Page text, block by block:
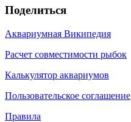
Поделиться
Аквариумная Википедия
Расчет совместимости рыбок
Калькулятор аквариумов
Пользовательское соглашение
Правила